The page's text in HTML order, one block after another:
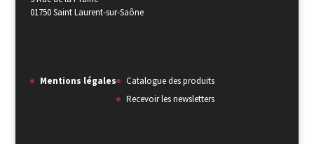
01750 Saint Laurent-sur-Saône
Mentions légales
Catalogue des produits
Recevoir les newsletters